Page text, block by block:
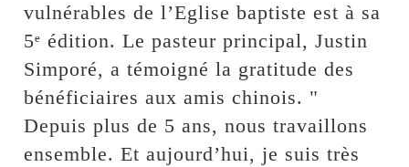
vulnérables de l’Eglise baptiste est à sa
5ᵉ édition. Le pasteur principal, Justin
Simporé, a témoigné la gratitude des
bénéficiaires aux amis chinois. "
Depuis plus de 5 ans, nous travaillons
ensemble. Et aujourd’hui, je suis très